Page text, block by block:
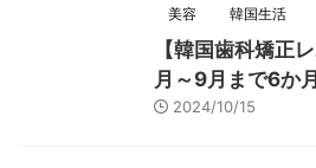
美容 韓国生活
【韓国歯科矯
月～9月まで6か
2024/10/15